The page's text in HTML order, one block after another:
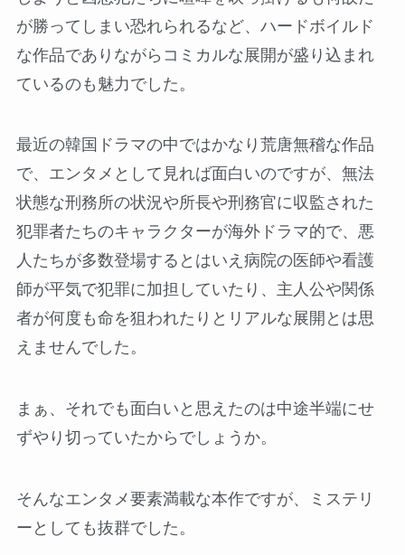
が勝ってしまい恐れられるなど、ハードボイルド
な作品でありながらコミカルな展開が盛り込まれ
ているのも魅力でした。
最近の韓国ドラマの中ではかなり荒唐無稽な作品
で、エンタメとして見れば面白いのですが、無法
状態な刑務所の状況や所長や刑務官に収監された
犯罪者たちのキャラクターが海外ドラマ的で、悪
人たちが多数登場するとはいえ病院の医師や看護
師が平気で犯罪に加担していたり、主人公や関係
者が何度も命を狙われたりとリアルな展開とは思
えませんでした。
まぁ、それでも面白いと思えたのは中途半端にせ
ずやり切っていたからでしょうか。
そんなエンタメ要素満載な本作ですが、ミステリ
ーとしても抜群でした。